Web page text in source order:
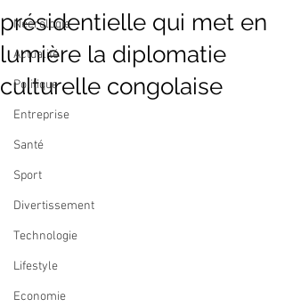
Nécrologie
Actualité
Politique
Entreprise
Santé
Sport
Divertissement
Technologie
Lifestyle
Economie
présidentielle qui met en
lumière la diplomatie
culturelle congolaise